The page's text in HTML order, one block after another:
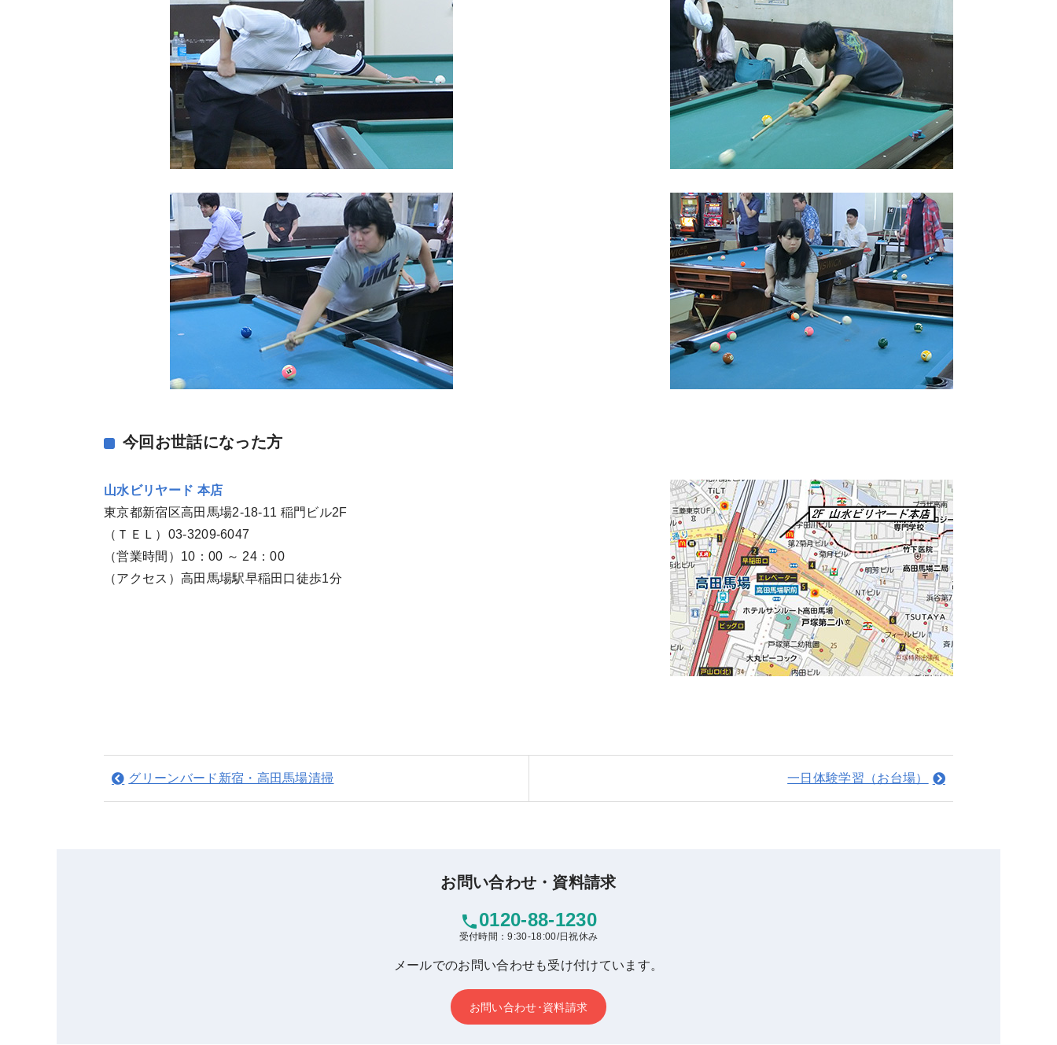
今回お世話になった方
山水ビリヤード 本店
東京都新宿区高田馬場2-18-11 稲門ビル2F
（ＴＥＬ）03-3209-6047
（営業時間）10：00 ～ 24：00
（アクセス）高田馬場駅早稲田口徒歩1分
グリーンバード新宿・高田馬場清掃 一日体験学習（お台場）
お問い合わせ・資料請求
phone0120-88-1230
受付時間：9:30-18:00/日祝休み
メールでのお問い合わせも受け付けています。
お問い合わせ･資料請求